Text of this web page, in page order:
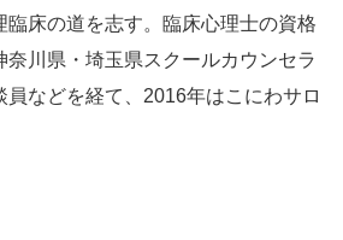
臨床の道を志す。臨床心理士の資格
川県・埼玉県スクールカウンセラ
員などを経て、2016年はこにわサロ